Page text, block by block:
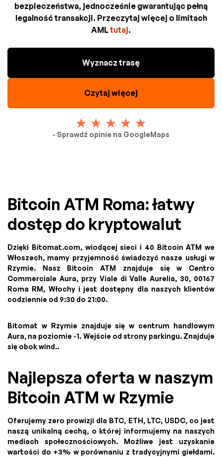
bezpieczeństwa, jednocześnie gwarantując pełną
legalność transakcji. Przeczytaj więcej o limitach
AMLtutaj.
Wyznacz trasę
Czytaj więcej
- Sprawdź opinie na GoogleMaps
Bitcoin ATM Roma: łatwy
dostęp do kryptowalut
Dzięki Bitomat.com, wiodącej sieci i 40 Bitcoin ATM we
Włoszech, mamy przyjemność świadczyć nasze usługi w
Rzymie. Nasz Bitcoin ATM znajduje się w Centro
Commerciale Aura, przy Viale di Valle Aurelia, 30, 00167
Roma RM, Włochy i jest dostępny dla naszych klientów
codziennie od 9:30 do 21:00.
Bitomat w Rzymie znajduje się w centrum handlowym
Aura, na poziomie -1. Wejście od strony parkingu. Znajduje
się obok wind..
Najlepsza oferta w naszym
Bitcoin ATM w Rzymie
Oferujemy zero prowizji dla BTC, ETH, LTC, USDC, co jest
naszą unikalną cechą, o której informujemy na naszych
mediach społecznościowych. Możliwe jest uzyskanie
wartości do +3% w porównaniu z tradycyjnymi giełdami.